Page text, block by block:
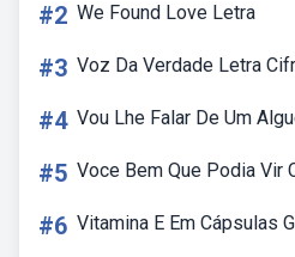
#2 We Found Love Letra
#3 Voz Da Verdade Letra
#4 Vou Lhe Falar De Um
#5 Voce Bem Que Podia Vir
#6 Vitamina E Em Cápsulas